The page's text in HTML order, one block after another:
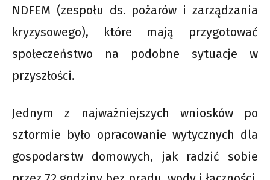
NDFEM (zespołu ds. pożarów i zarządzania
kryzysowego), które mają przygotować
społeczeństwo na podobne sytuacje w
przyszłości.
Jednym z najważniejszych wniosków po
sztormie było opracowanie wytycznych dla
gospodarstw domowych, jak radzić sobie